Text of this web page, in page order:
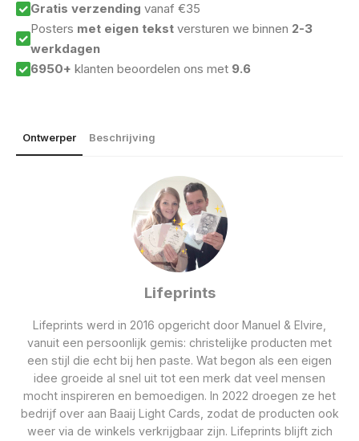
Gratis verzending vanaf €35
Posters met eigen tekst versturen we binnen 2-3
werkdagen
6950+ klanten beoordelen ons met 9.6
Ontwerper Beschrijving
Lifeprints
Lifeprints werd in 2016 opgericht door Manuel & Elvire,
vanuit een persoonlijk gemis: christelijke producten met
een stijl die echt bij hen paste. Wat begon als een eigen
idee groeide al snel uit tot een merk dat veel mensen
mocht inspireren en bemoedigen. In 2022 droegen ze het
bedrijf over aan Baaij Light Cards, zodat de producten ook
weer via de winkels verkrijgbaar zijn. Lifeprints blijft zich